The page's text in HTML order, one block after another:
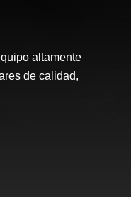
altamente
de calidad,